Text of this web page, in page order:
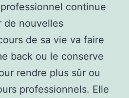
continue
de nouvelles
de sa vie va faire
back ou le conserve
rendre plus sûr ou
professionnels. Elle